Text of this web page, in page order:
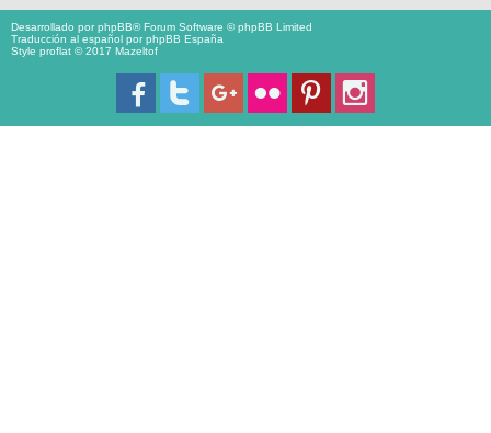
Desarrollado porphpBB® Forum Software © phpBB Limited
Traducción al español porphpBB España
Style proflat © 2017 Mazeltof